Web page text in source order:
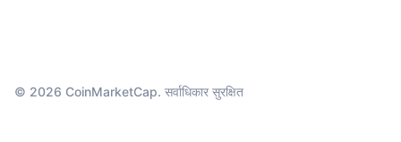
© 2026 CoinMarketCap. सर्वाधिकार सुरक्षित